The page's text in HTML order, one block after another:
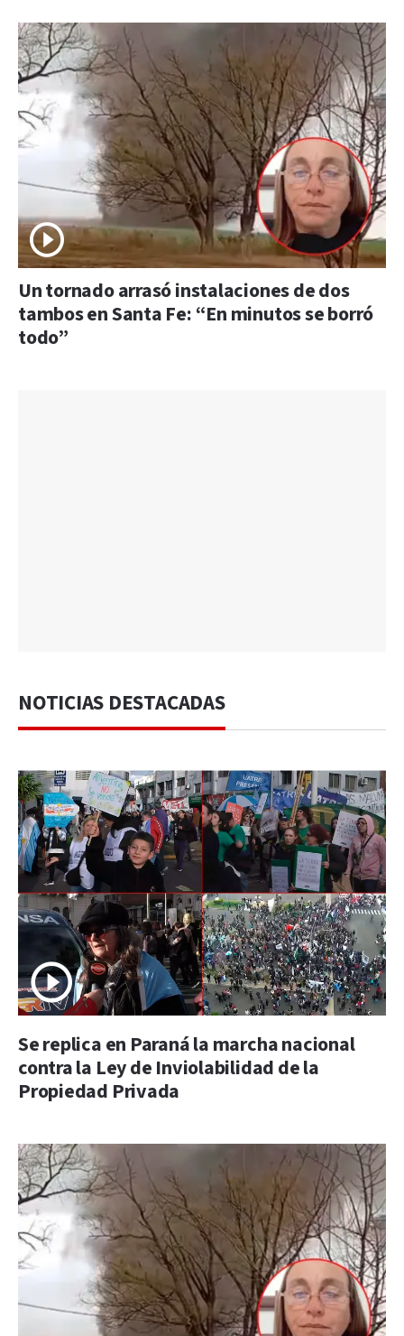
Un tornado arrasó instalaciones de dos
tambos en Santa Fe: “En minutos se borró
todo”
NOTICIAS DESTACADAS
Se replica en Paraná la marcha nacional
contra la Ley de Inviolabilidad de la
Propiedad Privada